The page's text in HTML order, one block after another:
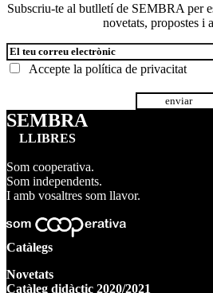
Subscriu-te al butlletí de SEMBRA per
novetats, propostes i
Accepte la política de privacitat
SEMBRA
LLIBRES
Som cooperativa.
Som independents.
I amb vosaltres som llavor.
Catàlegs
Novetats
Catàleg didàctic 2020/2021